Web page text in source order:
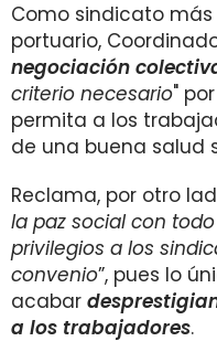
Como sindicato
portuario,
negociación
criterio necesario"
permita a los
de una buena salud
Reclama, por otro
la paz social con
privilegios a los
convenio”, pues lo
acabar
a los trabajadores.